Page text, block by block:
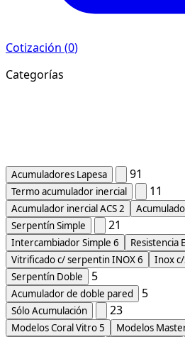
Cotización (0)
Categorías
Acumuladores Lapesa
91
Termo acumulador inercial 11
Acumulador inercial ACS2
Serpentín Simple
21
Intercambiador Simple 6 Resistencia
Vitrificado c/ serpentin INOX6 Inox
Serpentín Doble
5
Acumulador de doble pared 5
Sólo Acumulación 23
Modelos Coral Vitro5 Modelos